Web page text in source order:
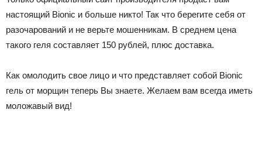
настоящий Bionic и больше никто! Так что берегите себя от
разочарований и не верьте мошенникам. В среднем цена
такого геля составляет 150 рублей, плюс доставка.
Как омолодить свое лицо и что представляет собой Bionic
гель от морщин теперь Вы знаете. Желаем вам всегда иметь
моложавый вид!